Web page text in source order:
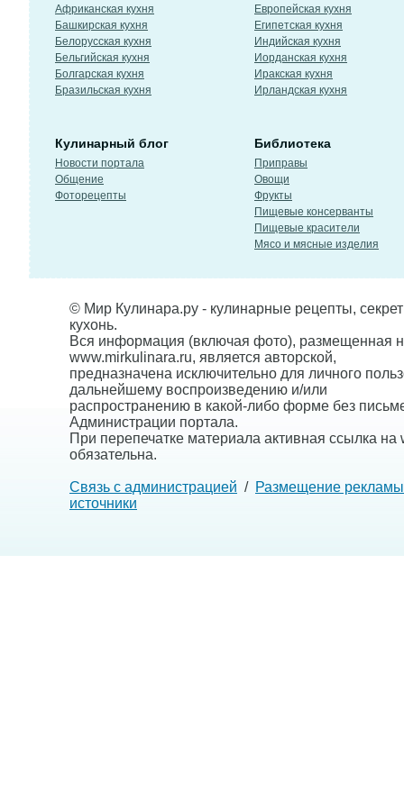
Африканская кухня
Башкирская кухня
Белорусская кухня
Бельгийская кухня
Болгарская кухня
Бразильская кухня
Европейская кухня
Египетская кухня
Индийская кухня
Иорданская кухня
Иракская кухня
Ирландская кухня
Кулинарный блог
Новости портала
Общение
Фоторецепты
Библиотека
Приправы
Овощи
Фрукты
Пищевые консерванты
Пищевые красители
Мясо и мясные изделия
© Мир Кулинара.ру - кулинарные рецепты,
кухонь.
Вся информация (включая фото), размещенная
www.mirkulinara.ru, является авторской,
предназначена исключительно для личного
дальнейшему воспроизведению и/или
распространению в какой-либо форме без
Администрации портала.
При перепечатке материала активная ссылка на
обязательна.
Связь с администрацией / Размещение рекламы
источники